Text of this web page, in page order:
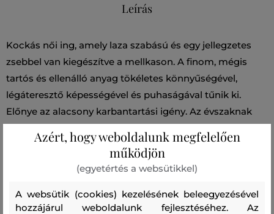
Leírás
Kockás női ing, amely laza szabású és egy jellegzetes
zsebbel van kiegészítve a mellkason. A finom, mégis
tartós és ellenálló anyag tökéletes könnyűségével,
légáteresztő képességével és puhaságával tűnik ki.
Előnye az alacsony karbantartási igény. Az évszaknak
kockás mintával kombinálva remekül mutat majd
világos farmer nadrággal és barna bokacsizmával.
Szezon: FW24 Termék kódja309735_4S10-624-CW-16
Azért, hogy weboldalunk megfelelően
működjön
(egyetértés a websütikkel)
A websütik (cookies) kezelésének beleegyezésével
hozzájárul weboldalunk fejlesztéséhez. Az